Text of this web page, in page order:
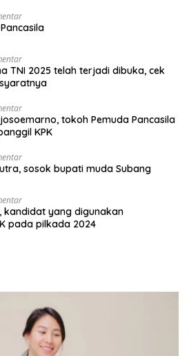
TNI 2025 telah terjadi dibuka, cek
tokoh Pemuda Pancasila
KPK
sosok bupati muda Subang
kandidat yang digunakan
pada pilkada 2024